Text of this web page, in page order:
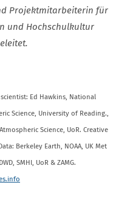
Projektmitarbeiterin für
und Hochschulkultur
Ed Hawkins, National
Science, University of Reading.,
Science, UoR. Creative
Berkeley Earth, NOAA, UK Met
SMHI, UoR & ZAMG.